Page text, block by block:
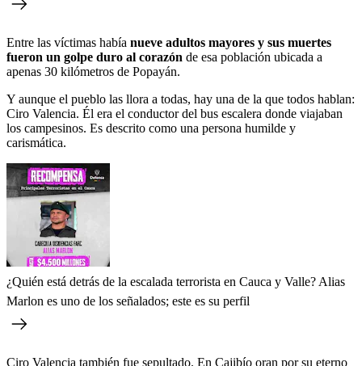
Entre las víctimas había nueve adultos mayores y sus muertes
fueron un golpe duro al corazón de esa población ubicada a
apenas 30 kilómetros de Popayán.
Y aunque el pueblo las llora a todas, hay una de la que todos hablan:
Ciro Valencia. Él era el conductor del bus escalera donde viajaban
los campesinos. Es descrito como una persona humilde y
carismática.
¿Quién está detrás de la escalada terrorista en Cauca y Valle? Alias
Marlon es uno de los señalados; este es su perfil
Ciro Valencia también fue sepultado. En Cajibío oran por su eterno